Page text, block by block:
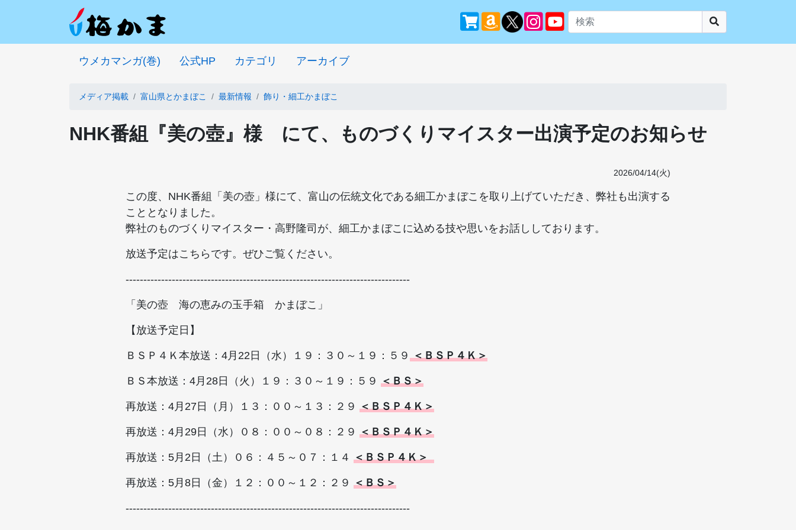
ウメカマンガ(巻) 公式HP カテゴリ アーカイブ
メディア掲載 富山県とかまぼこ 最新情報 飾り・細工かまぼこ
NHK番組『美の壺』様 にて、ものづくりマイスター出演予定のお知らせ
2026/04/14(火)
この度、NHK番組「美の壺」様にて、富山の伝統文化である細工かまぼこを取り上げていただき、弊社も出演する
こととなりました。
弊社のものづくりマイスター・高野隆司が、細工かまぼこに込める技や思いをお話ししております。
放送予定はこちらです。ぜひご覧ください。
--------------------------------------------------------------------------------
「美の壺 海の恵みの玉手箱 かまぼこ」
【放送予定日】
ＢＳＰ４Ｋ本放送：4月22日（水）１９：３０～１９：５９ ＜ＢＳＰ４Ｋ＞
ＢＳ本放送：4月28日（火）１９：３０～１９：５９ ＜ＢＳ＞
再放送：4月27日（月）１３：００～１３：２９ ＜ＢＳＰ４Ｋ＞
再放送：4月29日（水）０８：００～０８：２９ ＜ＢＳＰ４Ｋ＞
再放送：5月2日（土）０６：４５～０７：１４ ＜ＢＳＰ４Ｋ＞
再放送：5月8日（金）１２：００～１２：２９ ＜ＢＳ＞
--------------------------------------------------------------------------------